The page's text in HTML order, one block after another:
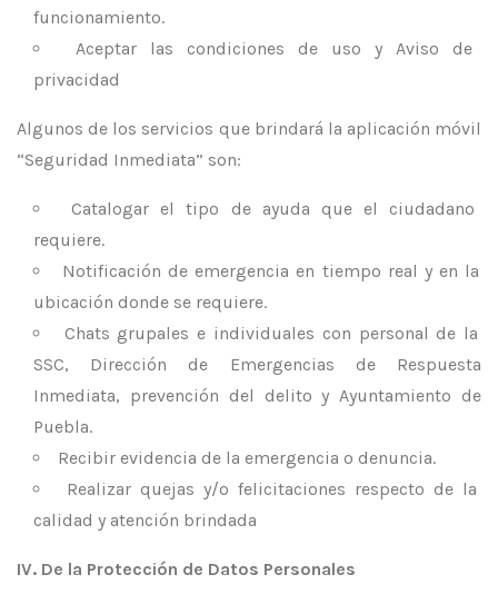
funcionamiento.
Aceptar las condiciones de uso y Aviso de
privacidad
Algunos de los servicios que brindará la aplicación móvil
“Seguridad Inmediata” son:
Catalogar el tipo de ayuda que el ciudadano
requiere.
Notificación de emergencia en tiempo real y en la
ubicación donde se requiere.
Chats grupales e individuales con personal de la
SSC, Dirección de Emergencias de Respuesta
Inmediata, prevención del delito y Ayuntamiento de
Puebla.
Recibir evidencia de la emergencia o denuncia.
Realizar quejas y/o felicitaciones respecto de la
calidad y atención brindada
IV. De la Protección de Datos Personales